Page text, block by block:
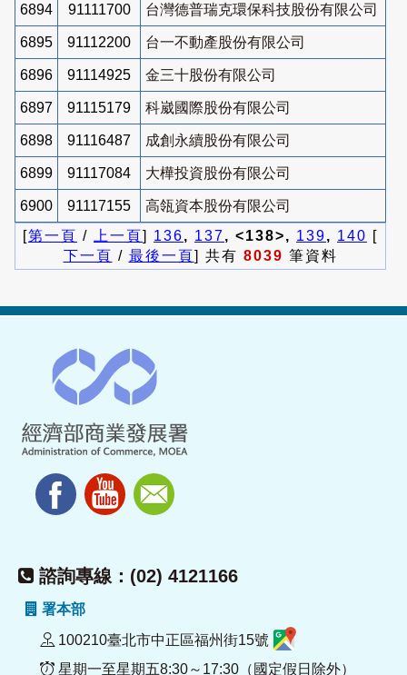
6894 91111700 台灣德普瑞克環保科技股份有限公司
6895 91112200 台一不動產股份有限公司
6896 91114925 金三十股份有限公司
6897 91115179 科崴國際股份有限公司
6898 91116487 成創永續股份有限公司
6899 91117084 大樺投資股份有限公司
6900 91117155
高瓴資本股份有限公司
[第一頁 / 上一頁] 136, 137, <138>, 139, 140 [
下一頁 / 最後一頁] 共有 8039 筆資料
諮詢專線：(02) 4121166
署本部
100210臺北市中正區福州街15號
星期一至星期五8:30～17:30（國定假日除外）